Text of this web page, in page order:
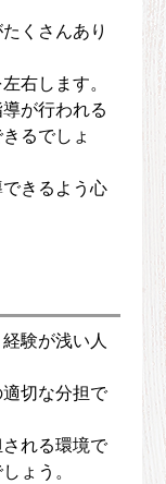
くさんあり
右します。
が行われる
るでしょ
きるよう心
験が浅い人
切な分担で
れる環境で
ょう。